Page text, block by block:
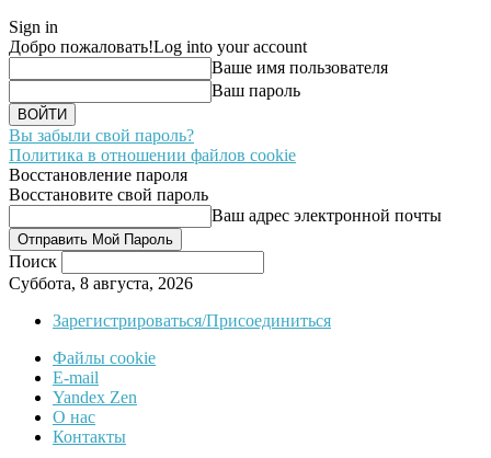
Sign in
Добро пожаловать!Log into your account
Ваше имя пользователя
Ваш пароль
Вы забыли свой пароль?
Политика в отношении файлов cookie
Восстановление пароля
Восстановите свой пароль
Ваш адрес электронной почты
Поиск
Суббота, 8 августа, 2026
Зарегистрироваться/Присоединиться
Файлы cookie
E-mail
Yandex Zen
О нас
Контакты